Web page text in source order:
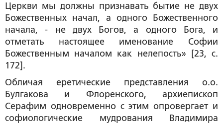
Церкви мы должны признавать бытие не двух
Божественных начал, а одного Божественного
начала, - не двух Богов, а одного Бога, и
отметать настоящее именование Софии
Божественным началом как нелепость» [23, с.
172].
Обличая еретические представления о.о.
Булгакова и Флоренского, архиепископ
Серафим одновременно с этим опровергает и
софиологические мудрования Владимира